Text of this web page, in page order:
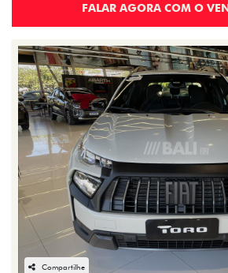
FALAR AGORA COM O
Compartilhe